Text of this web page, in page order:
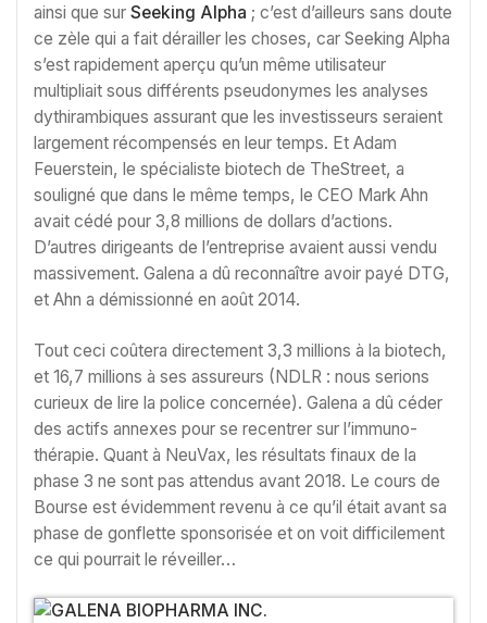
ainsi que sur Seeking Alpha ; c’est d’ailleurs sans doute
ce zèle qui a fait dérailler les choses, car Seeking Alpha
s’est rapidement aperçu qu’un même utilisateur
multipliait sous différents pseudonymes les analyses
dythirambiques assurant que les investisseurs seraient
largement récompensés en leur temps. Et Adam
Feuerstein, le spécialiste biotech de TheStreet, a
souligné que dans le même temps, le CEO Mark Ahn
avait cédé pour 3,8 millions de dollars d’actions.
D’autres dirigeants de l’entreprise avaient aussi vendu
massivement. Galena a dû reconnaître avoir payé DTG,
et Ahn a démissionné en août 2014.
Tout ceci coûtera directement 3,3 millions à la biotech,
et 16,7 millions à ses assureurs (NDLR : nous serions
curieux de lire la police concernée). Galena a dû céder
des actifs annexes pour se recentrer sur l’immuno-
thérapie. Quant à NeuVax, les résultats finaux de la
phase 3 ne sont pas attendus avant 2018. Le cours de
Bourse est évidemment revenu à ce qu’il était avant sa
phase de gonflette sponsorisée et on voit difficilement
ce qui pourrait le réveiller…